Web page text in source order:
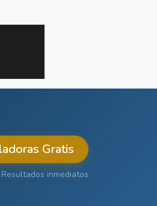
Gratis
inmediatos